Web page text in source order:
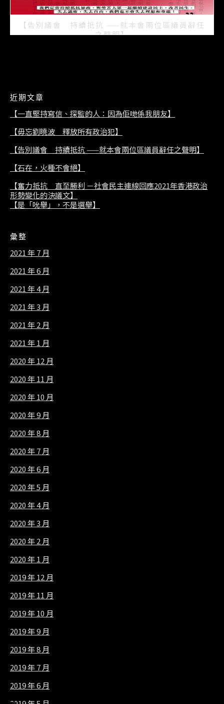
【告別議會 持續抵抗 ——就本會兩位區議員辭任
之聲明】
近期文章
【一直堅持寫信、探監的人：因為佢哋係我朋友】
【毋忘劉曉波 釋放所有政治犯】
【告別議會 持續抵抗 ——就本會兩位區議員辭任之聲明】
【石在，火種不會絕】
【奮力抵抗 直至勝利 －社會民主連線回應2021年香港政治
形勢變化的決議文】
【是「吮舉」，不是選舉】
彙整
2021 年 7 月
2021 年 6 月
2021 年 4 月
2021 年 3 月
2021 年 2 月
2021 年 1 月
2020 年 12 月
2020 年 11 月
2020 年 10 月
2020 年 9 月
2020 年 8 月
2020 年 7 月
2020 年 6 月
2020 年 5 月
2020 年 4 月
2020 年 3 月
2020 年 2 月
2020 年 1 月
2019 年 12 月
2019 年 11 月
2019 年 10 月
2019 年 9 月
2019 年 8 月
2019 年 7 月
2019 年 6 月